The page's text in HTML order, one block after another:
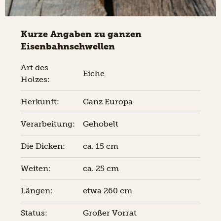
Kurze Angaben zu ganzen
Eisenbahnschwellen
Art des
Holzes:
Eiche
Herkunft: Ganz Europa
Verarbeitung: Gehobelt
Die Dicken: ca. 15 cm
Weiten: ca. 25 cm
Längen: etwa 260 cm
Status: Großer Vorrat